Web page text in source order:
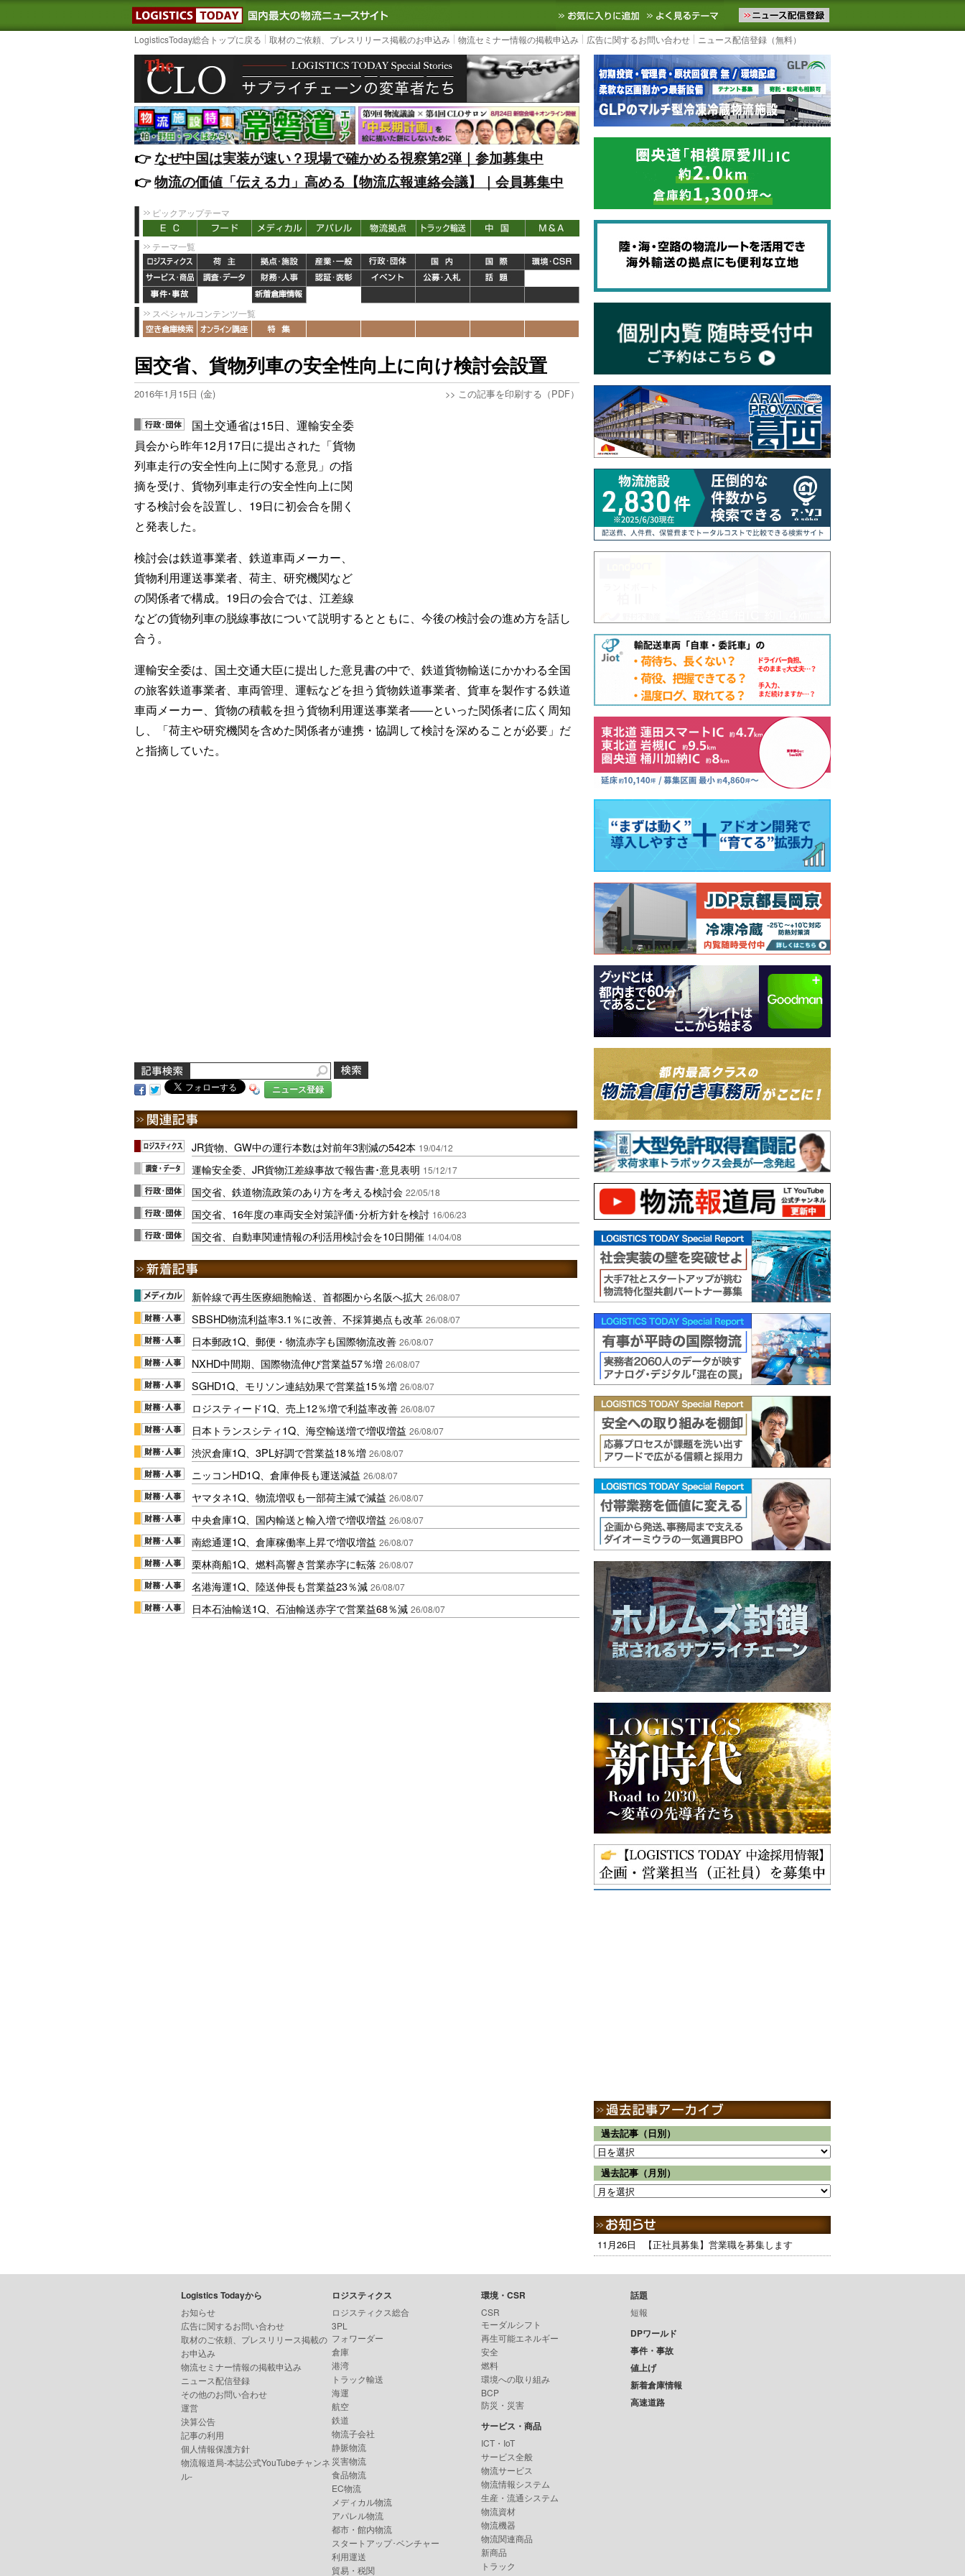
LOGISTICS TODAY｜国内最大の物流ニュースサイト3PL, SCMなど国内外の最新の物流ニュースをお届けします。物流ニュースメール配信を登録す
お気に入りに追加 よく見るテーマ
LogisticsToday総合トップに戻る 取材のご依頼、プレスリリース掲載のお申込み 物流セミナー情報の掲載申込み 広告に関するお問い合わせ ニュース配信登録（無料）
👉️なぜ中国は実装が速い？現場で確かめる視察第2弾｜参加募集中
👉️物流の価値「伝える力」高める【物流広報連絡会議】｜会員募集中
ピックアップテーマ
テーマ一覧
スペシャルコンテンツ一覧
国交省、貨物列車の安全性向上に向け検討会設置
2016年1月15日 (金) >> この記事を印刷する（PDF）
国土交通省は15日、運輸安全委
員会から昨年12月17日に提出された「貨物
列車走行の安全性向上に関する意見」の指
摘を受け、貨物列車走行の安全性向上に関
する検討会を設置し、19日に初会合を開く
と発表した。
検討会は鉄道事業者、鉄道車両メーカー、
貨物利用運送事業者、荷主、研究機関など
の関係者で構成。19日の会合では、江差線
などの貨物列車の脱線事故について説明するとともに、今後の検討会の進め方を話し
合う。
運輸安全委は、国土交通大臣に提出した意見書の中で、鉄道貨物輸送にかかわる全国
の旅客鉄道事業者、車両管理、運転などを担う貨物鉄道事業者、貨車を製作する鉄道
車両メーカー、貨物の積載を担う貨物利用運送事業者――といった関係者に広く周知
し、「荷主や研究機関を含めた関係者が連携・協調して検討を深めることが必要」だ
と指摘していた。
ニュース登録
JR貨物、GW中の運行本数は対前年3割減の542本 19/04/12
運輸安全委、JR貨物江差線事故で報告書･意見表明 15/12/17
国交省、鉄道物流政策のあり方を考える検討会 22/05/18
国交省、16年度の車両安全対策評価･分析方針を検討 16/06/23
国交省、自動車関連情報の利活用検討会を10日開催 14/04/08
新幹線で再生医療細胞輸送、首都圏から名阪へ拡大 26/08/07
SBSHD物流利益率3.1％に改善、不採算拠点も改革 26/08/07
日本郵政1Q、郵便・物流赤字も国際物流改善 26/08/07
NXHD中間期、国際物流伸び営業益57％増 26/08/07
SGHD1Q、モリソン連結効果で営業益15％増 26/08/07
ロジスティード1Q、売上12％増で利益率改善 26/08/07
日本トランスシティ1Q、海空輸送増で増収増益 26/08/07
渋沢倉庫1Q、3PL好調で営業益18％増 26/08/07
ニッコンHD1Q、倉庫伸長も運送減益 26/08/07
ヤマタネ1Q、物流増収も一部荷主減で減益 26/08/07
中央倉庫1Q、国内輸送と輸入増で増収増益 26/08/07
南総通運1Q、倉庫稼働率上昇で増収増益 26/08/07
栗林商船1Q、燃料高響き営業赤字に転落 26/08/07
名港海運1Q、陸送伸長も営業益23％減 26/08/07
日本石油輸送1Q、石油輸送赤字で営業益68％減 26/08/07
過去記事（日別）
過去記事（月別）
11月26日 【正社員募集】営業職を募集します
Logistics Todayから
お知らせ
広告に関するお問い合わせ
取材のご依頼、プレスリリース掲載の
お申込み
物流セミナー情報の掲載申込み
ニュース配信登録
その他のお問い合わせ
運営
決算公告
記事の利用
個人情報保護方針
物流報道局-本誌公式YouTubeチャンネ
ル-
ロジスティクス
ロジスティクス総合
3PL
フォワーダー
倉庫
港湾
トラック輸送
海運
航空
鉄道
物流子会社
静脈物流
災害物流
食品物流
EC物流
メディカル物流
アパレル物流
都市・館内物流
スタートアップ･ベンチャー
利用運送
貿易・税関
環境・CSR
CSR
モーダルシフト
再生可能エネルギー
安全
燃料
環境への取り組み
BCP
防災・災害
サービス・商品
ICT・IoT
サービス全般
物流サービス
物流情報システム
生産・流通システム
物流資材
物流機器
物流関連商品
新商品
トラック
話題
短報
DPワールド
事件・事故
値上げ
新着倉庫情報
高速道路